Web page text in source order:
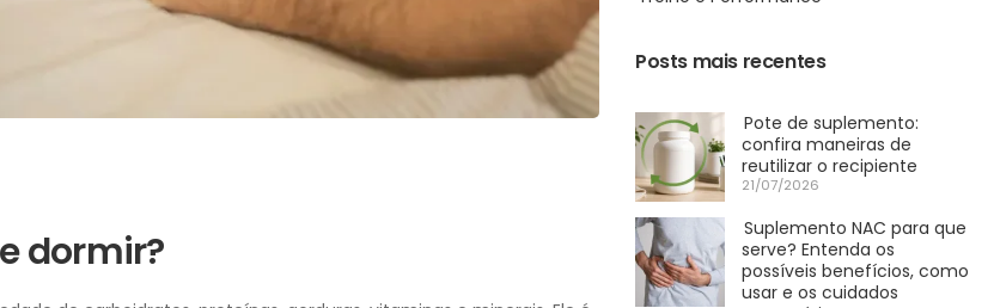
Posts mais recentes
Pote de suplemento:
confira maneiras de
reutilizar o recipiente
21/07/2026
Suplemento NAC para que
serve? Entenda os
possíveis benefícios, como
usar e os cuidados
dormir?